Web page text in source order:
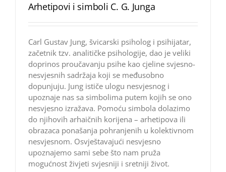
Arhetipovi i simboli C. G. Junga
Carl Gustav Jung, švicarski psiholog i psihijatar,
začetnik tzv. analitičke psihologije, dao je veliki
doprinos proučavanju psihe kao cjeline svjesno-
nesvjesnih sadržaja koji se međusobno
dopunjuju. Jung ističe ulogu nesvjesnog i
upoznaje nas sa simbolima putem kojih se ono
nesvjesno izražava. Pomoću simbola dolazimo
do njihovih arhaičnih korijena – arhetipova ili
obrazaca ponašanja pohranjenih u kolektivnom
nesvjesnom. Osvještavajući nesvjesno
upoznajemo sami sebe što nam pruža
mogućnost živjeti svjesniji i sretniji život.